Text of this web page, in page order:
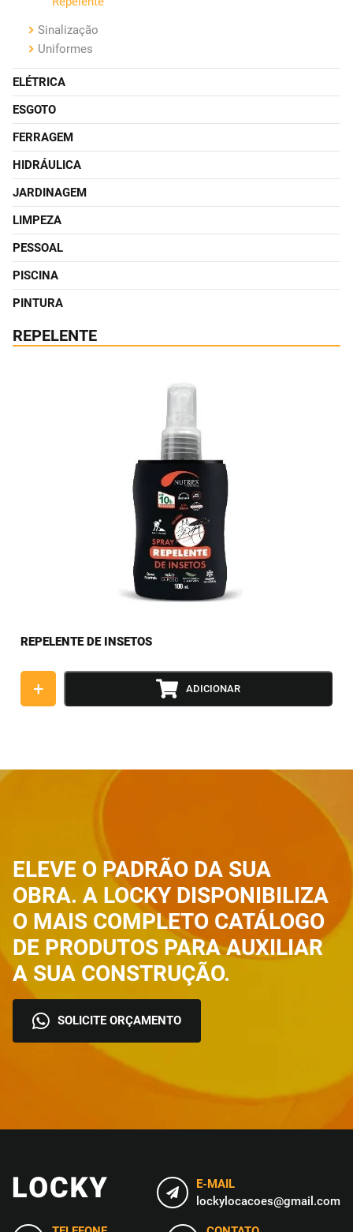
Sinalização
Uniformes
ELÉTRICA
ESGOTO
FERRAGEM
HIDRÁULICA
JARDINAGEM
LIMPEZA
PESSOAL
PISCINA
PINTURA
REPELENTE
REPELENTE DE INSETOS
+ ADICIONAR
ELEVE O PADRÃO DA SUA
OBRA. A LOCKY DISPONIBILIZA
O MAIS COMPLETO CATÁLOGO
DE PRODUTOS PARA AUXILIAR
A SUA CONSTRUÇÃO.
SOLICITE ORÇAMENTO
E-MAIL
lockylocacoes@gmail.com